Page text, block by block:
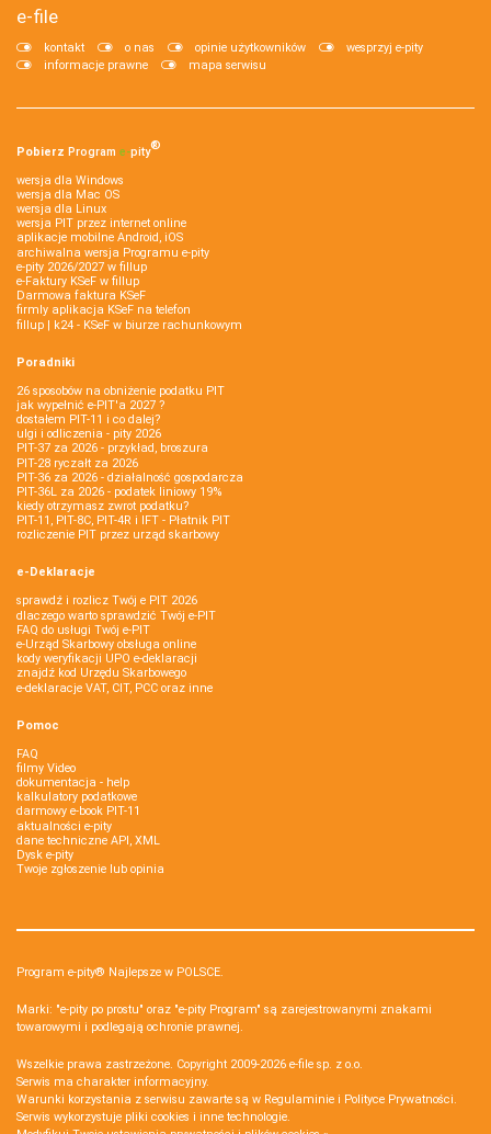
e-file
kontakt o nas opinie użytkowników
wesprzyj e-pity
informacje prawne
mapa serwisu
Pobierz Program e‑pity®
wersja dla Windows
wersja dla Mac OS
wersja dla Linux
wersja PIT przez internet online
aplikacje mobilne Android, iOS
archiwalna wersja Programu e-pity
e-pity 2026/2027 w fillup
e‑Faktury KSeF w fillup
Darmowa faktura KSeF
firmly aplikacja KSeF na telefon
fillup | k24 - KSeF w biurze rachunkowym
Poradniki
26 sposobów na obniżenie podatku PIT
jak wypełnić e-PIT'a 2027 ?
dostałem PIT-11 i co dalej?
ulgi i odliczenia - pity 2026
PIT-37 za 2026 - przykład, broszura
PIT-28 ryczałt za 2026
PIT-36 za 2026 - działalność gospodarcza
PIT-36L za 2026 - podatek liniowy 19%
kiedy otrzymasz zwrot podatku?
PIT-11, PIT-8C, PIT-4R i IFT - Płatnik PIT
rozliczenie PIT przez urząd skarbowy
e-Deklaracje
sprawdź i rozlicz Twój e PIT 2026
dlaczego warto sprawdzić Twój e-PIT
FAQ do usługi Twój e-PIT
e-Urząd Skarbowy obsługa online
kody weryfikacji UPO e-deklaracji
znajdź kod Urzędu Skarbowego
e-deklaracje VAT, CIT, PCC oraz inne
Pomoc
FAQ
filmy Video
dokumentacja - help
kalkulatory podatkowe
darmowy e-book PIT-11
aktualności e-pity
dane techniczne API, XML
Dysk e-pity
Twoje zgłoszenie lub opinia
Program e-pity® Najlepsze w POLSCE.
Marki: "e-pity po prostu" oraz "e-pity Program" są zarejestrowanymi znakami
towarowymi i podlegają ochronie prawnej.
Wszelkie prawa zastrzeżone. Copyright 2009-2026 e-file sp. z o.o.
Serwis ma charakter informacyjny.
Warunki korzystania z serwisu zawarte są w Regulaminie i Polityce Prywatności.
Serwis wykorzystuje pliki cookies i inne technologie.